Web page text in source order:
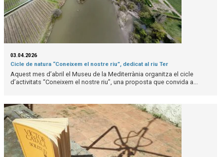
03.04.2026
Cicle de natura “Coneixem el nostre riu”, dedicat al riu Ter
Aquest mes d’abril el Museu de la Mediterrània organitza el cicle
d’activitats “Coneixem el nostre riu”, una proposta que convida a...